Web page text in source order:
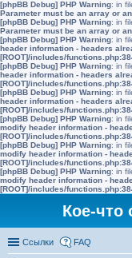
[phpBB Debug] PHP Warning: in
Parameter must be an array or
[phpBB Debug] PHP Warning: in
Parameter must be an array or
[phpBB Debug] PHP Warning: in
header information - headers
[ROOT]/includes/
[phpBB Debug] PHP Warning: in
header information - headers
[ROOT]/includes/
[phpBB Debug] PHP Warning: in
header information - headers
[ROOT]/includes/
[phpBB Debug] PHP Warning: in
modify header information -
[ROOT]/includes/
[phpBB Debug] PHP Warning: in
modify header information -
[ROOT]/includes/
[phpBB Debug] PHP Warning: in
modify header information -
[ROOT]/includes/
Кое-что
Ссылки FAQ